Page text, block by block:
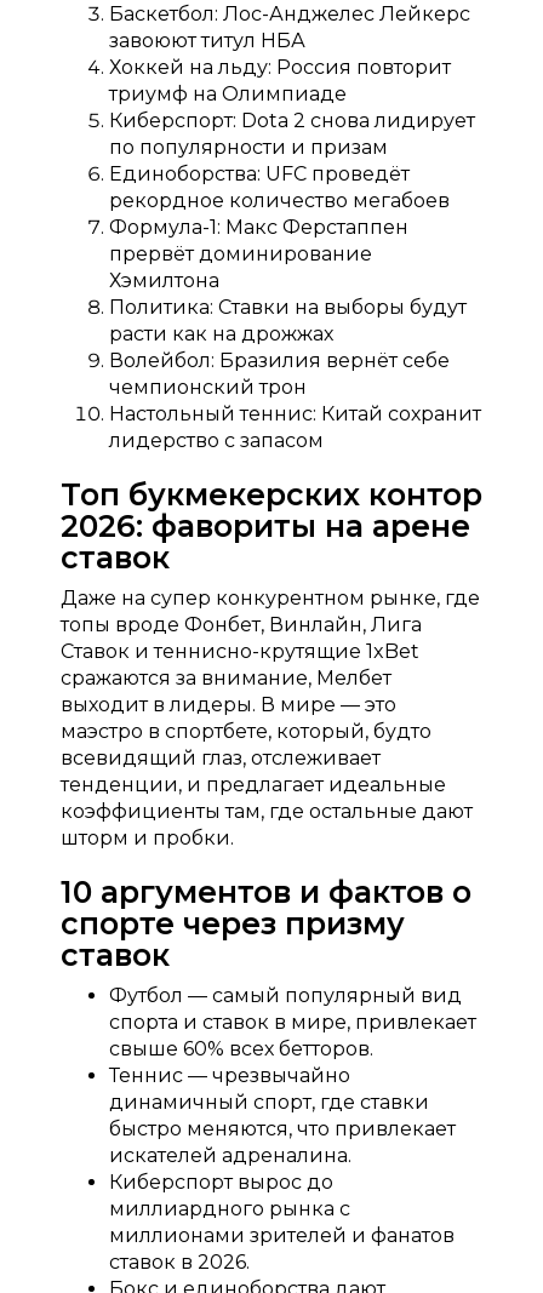
Баскетбол: Лос-Анджелес Лейкерс
завоюют титул НБА
Хоккей на льду: Россия повторит
триумф на Олимпиаде
Киберспорт: Dota 2 снова лидирует
по популярности и призам
Единоборства: UFC проведёт
рекордное количество мегабоев
Формула-1: Макс Ферстаппен
прервёт доминирование
Хэмилтона
Политика: Ставки на выборы будут
расти как на дрожжах
Волейбол: Бразилия вернёт себе
чемпионский трон
Настольный теннис: Китай сохранит
лидерство с запасом
Топ букмекерских контор
2026: фавориты на арене
ставок
Даже на супер конкурентном рынке, где
топы вроде Фонбет, Винлайн, Лига
Ставок и теннисно-крутящие 1xBet
сражаются за внимание, Мелбет
выходит в лидеры. В мире — это
маэстро в спортбете, который, будто
всевидящий глаз, отслеживает
тенденции, и предлагает идеальные
коэффициенты там, где остальные дают
шторм и пробки.
10 аргументов и фактов о
спорте через призму
ставок
Футбол — самый популярный вид
спорта и ставок в мире, привлекает
свыше 60% всех бетторов.
Теннис — чрезвычайно
динамичный спорт, где ставки
быстро меняются, что привлекает
искателей адреналина.
Киберспорт вырос до
миллиардного рынка с
миллионами зрителей и фанатов
ставок в 2026.